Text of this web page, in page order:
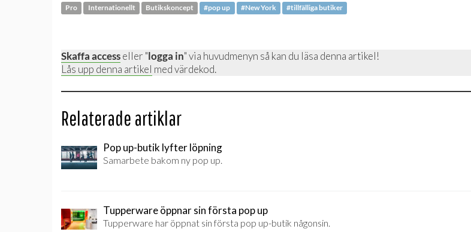
Pro Internationellt Butikskoncept #pop up #New York #tillfälliga butiker
Skaffa accesseller "logga in" via huvudmenyn så kan du läsa denna artikel!
Lås upp denna artikel med värdekod.
Relaterade artiklar
Pop up-butik lyfter löpning
Samarbete bakom ny pop up.
Tupperware öppnar sin första pop up
Tupperware har öppnat sin första pop up-butik någonsin.